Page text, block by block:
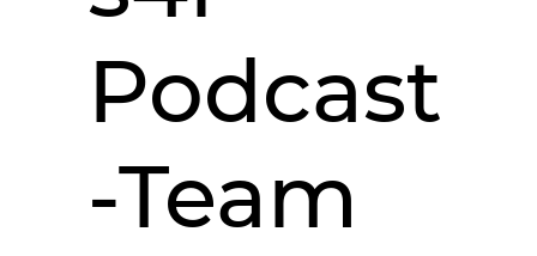
Podcast
-Team